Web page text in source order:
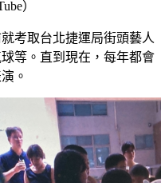
）
考取台北捷運局街頭藝人
等。直到現在，每年都會
。